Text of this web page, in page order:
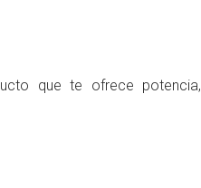
que te ofrece potencia,